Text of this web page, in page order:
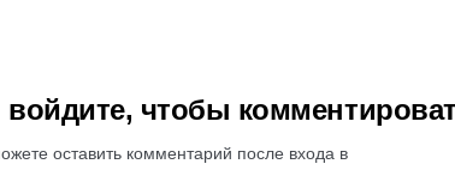
войдите, чтобы
оставить комментарий после входа в